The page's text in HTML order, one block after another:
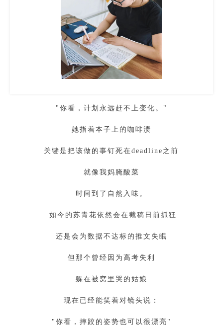
"你看，计划永远赶不上变化。"
她指着本子上的咖啡渍
关键是把该做的事钉死在deadline之前
就像我妈腌酸菜
时间到了自然入味。
如今的苏青花依然会在截稿日前抓狂
还是会为数据不达标的推文失眠
但那个曾经因为高考失利
躲在被窝里哭的姑娘
现在已经能笑着对镜头说：
"你看，摔跤的姿势也可以很漂亮"